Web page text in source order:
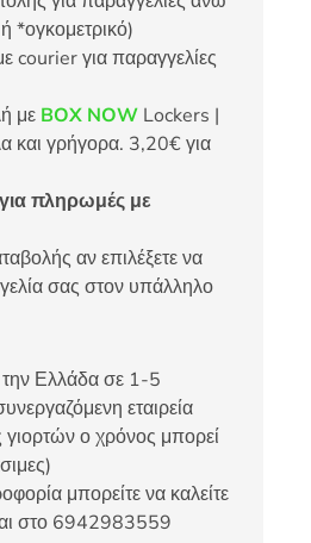
*ογκομετρικό)
courier για παραγγελίες
με BOX NOW Lockers |
και γρήγορα. 3,20€ για
πληρωμές με
αν επιλέξετε να
σας στον υπάλληλο
Ελλάδα σε 1-5
εταιρεία
ο χρόνος μπορεί
μπορείτε να καλείτε
στο 6942983559